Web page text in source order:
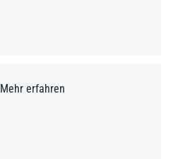
Mehr erfahren